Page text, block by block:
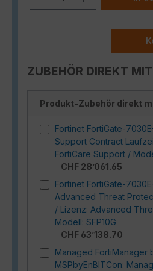
ZUBEHÖR DIREKT
Produkt-Zubehör direkt
Fortinet FortiGate-
Support Contract
FortiCare Support /
CHF 28’061.65
Fortinet FortiGate-
Advanced Threat
/ Lizenz: Advanced
Modell: SFP10G
CHF 63’138.70
Managed FortiManager
MSPbyEnBITCon: